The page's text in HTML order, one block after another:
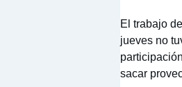
El trabajo
jueves no
sacar